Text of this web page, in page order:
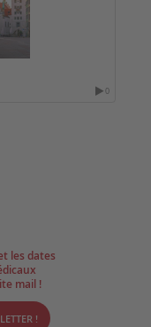
0
les dates
mail !
!